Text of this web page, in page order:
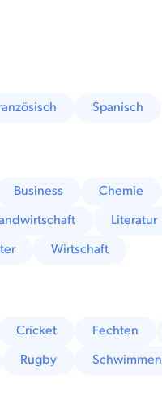
Spanisch
Business Chemie
Literatur
Wirtschaft
Cricket Fechten
Rugby Schwimmen